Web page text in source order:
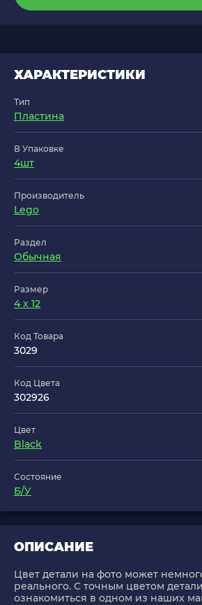
ХАРАКТЕРИСТИКИ
Тип
Пластина
В Упаковке
4шт
Производитель
Lego
Раздел
Обычная
Размер
4 x 12
Код Товара
3029
Код Цвета
302926
Цвет
Black
Состояние
Б/У
ОПИСАНИЕ
Цвет детали на фото может
реального. С точным цветом
ознакомиться в одном из наших